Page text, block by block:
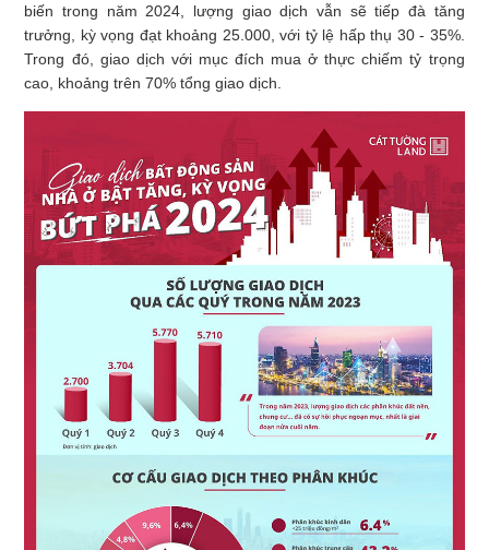
biến trong năm 2024, lượng giao dịch vẫn sẽ tiếp đà tăng
trưởng, kỳ vọng đạt khoảng 25.000, với tỷ lệ hấp thụ 30 - 35%.
Trong đó, giao dịch với mục đích mua ở thực chiếm tỷ trọng
cao, khoảng trên 70% tổng giao dịch.